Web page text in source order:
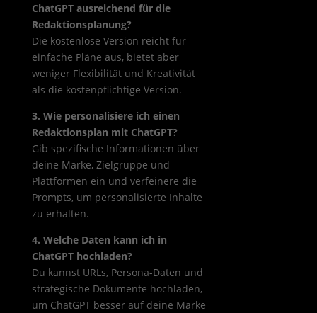
ChatGPT ausreichend für die
Redaktionsplanung?
Die kostenlose Version reicht für
einfache Pläne aus, bietet aber
weniger Flexibilität und Kreativität
als die kostenpflichtige Version.
3. Wie personalisiere ich einen
Redaktionsplan mit ChatGPT?
Gib spezifische Informationen über
deine Marke, Zielgruppe und
Plattformen ein und verfeinere die
Prompts, um personalisierte Inhalte
zu erhalten.
4. Welche Daten kann ich in
ChatGPT hochladen?
Du kannst URLs, Persona-Daten und
strategische Dokumente hochladen,
um ChatGPT besser auf deine Marke